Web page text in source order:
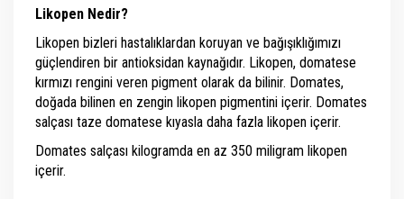
Likopen Nedir?
Likopen bizleri hastalıklardan koruyan ve bağışıklığımızı
güçlendiren bir antioksidan kaynağıdır. Likopen, domatese
kırmızı rengini veren pigment olarak da bilinir. Domates,
doğada bilinen en zengin likopen pigmentini içerir. Domates
salçası taze domatese kıyasla daha fazla likopen içerir.
Domates salçası kilogramda en az 350 miligram likopen
içerir.